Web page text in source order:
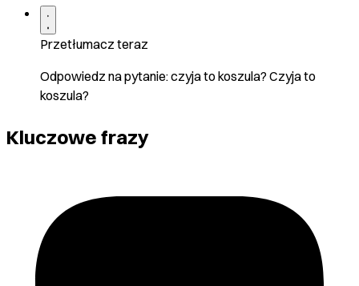
Przetłumacz teraz
Odpowiedz na pytanie: czyja to koszula? Czyja to
koszula?
Kluczowe frazy